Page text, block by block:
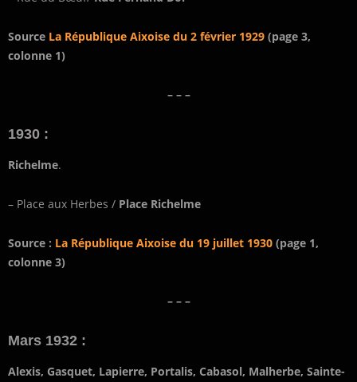
Source La République Aixoise du 2 février 1929 (page 3,
colonne 1)
– – –
1930 :
Richelme.
– Place aux Herbes / Place Richelme
Source : La République Aixoise du 19 juillet 1930 (page 1,
colonne 3)
– – –
Mars 1932 :
Alexis, Gasquet, Lapierre, Portalis, Cabasol, Malherbe, Sainte-